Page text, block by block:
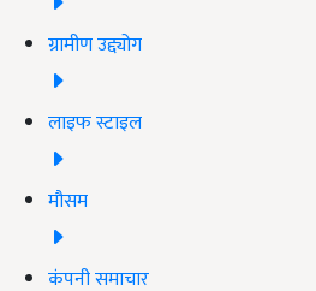
ग्रामीण उद्द्योग
लाइफ स्टाइल
मौसम
कंपनी समाचार